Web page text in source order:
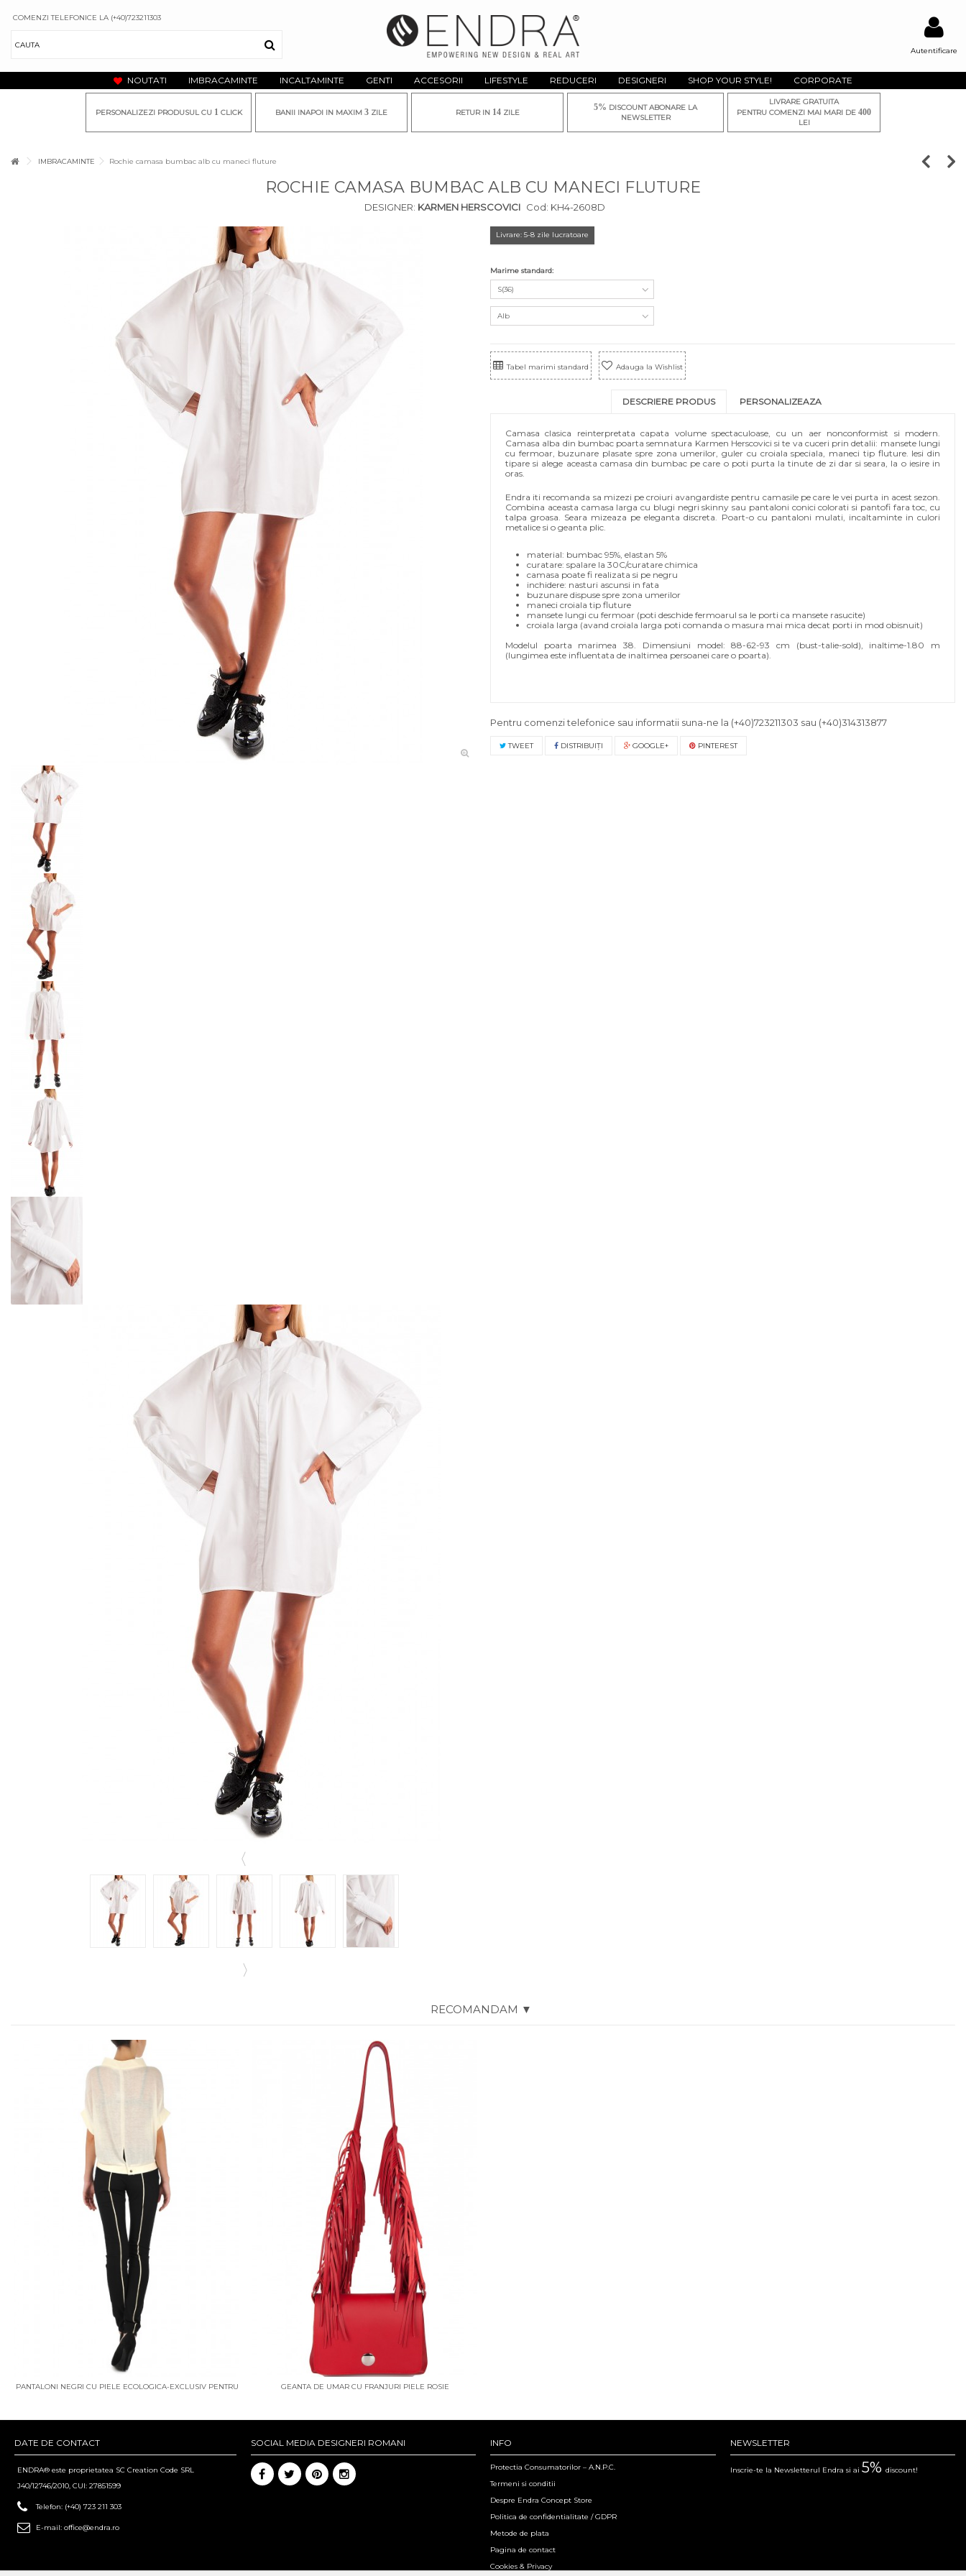
Autentificare
COMENZI TELEFONICE LA (+40)723211303
NOUTATI IMBRACAMINTE INCALTAMINTE GENTI ACCESORII LIFESTYLE REDUCERI DESIGNERI SHOP YOUR STYLE! CORPORATE
PERSONALIZEZI PRODUSUL CU 1CLICK BANII INAPOI IN MAXIM 3 ZILE RETUR IN 14ZILE
5% DISCOUNT ABONARE LA
NEWSLETTER
LIVRARE GRATUITA
PENTRU COMENZI MAI MARI DE 400
LEI
IMBRACAMINTE Rochie camasa bumbac alb cu maneci fluture
ROCHIE CAMASA BUMBAC ALB CU MANECI FLUTURE
DESIGNER: KARMEN HERSCOVICI Cod: KH4-2608D
Livrare: 5-8 zile lucratoare
Marime standard:
S(36)
Alb
Tabel marimi standard Adauga la Wishlist
DESCRIERE PRODUS PERSONALIZEAZA
Camasa clasica reinterpretata capata volume spectaculoase, cu un aer nonconformist si modern.
Camasa alba din bumbac poarta semnatura Karmen Herscovici si te va cuceri prin detalii: mansete lungi
cu fermoar, buzunare plasate spre zona umerilor, guler cu croiala speciala, maneci tip fluture. Iesi din
tipare si alege aceasta camasa din bumbac pe care o poti purta la tinute de zi dar si seara, la o iesire in
oras.
Endra iti recomanda sa mizezi pe croiuri avangardiste pentru camasile pe care le vei purta in acest sezon.
Combina aceasta camasa larga cu blugi negri skinny sau pantaloni conici colorati si pantofi fara toc, cu
talpa groasa. Seara mizeaza pe eleganta discreta. Poart-o cu pantaloni mulati, incaltaminte in culori
metalice si o geanta plic.
material: bumbac 95%, elastan 5%
curatare: spalare la 30C/curatare chimica
camasa poate fi realizata si pe negru
inchidere: nasturi ascunsi in fata
buzunare dispuse spre zona umerilor
maneci croiala tip fluture
mansete lungi cu fermoar (poti deschide fermoarul sa le porti ca mansete rasucite)
croiala larga (avand croiala larga poti comanda o masura mai mica decat porti in mod obisnuit)
Modelul poarta marimea 38. Dimensiuni model: 88-62-93 cm (bust-talie-sold), inaltime-1.80 m
(lungimea este influentata de inaltimea persoanei care o poarta).
Pentru comenzi telefonice sau informatii suna-ne la (+40)723211303 sau (+40)314313877
TWEET DISTRIBUIŢI GOOGLE+ PINTEREST
RECOMANDAM ▼
PANTALONI NEGRI CU PIELE ECOLOGICA-EXCLUSIV PENTRU
GEANTA DE UMAR CU FRANJURI PIELE ROSIE
DATE DE CONTACT
ENDRA® este proprietatea SC Creation Code SRL
J40/12746/2010, CUI: 27851599
Telefon: (+40) 723 211 303
E-mail: office@endra.ro
SOCIAL MEDIA DESIGNERI ROMANI NEWSLETTER
Inscrie-te la Newsletterul Endra si ai 5% discount!
INFO
Protectia Consumatorilor – A.N.P.C.
Termeni si conditii
Despre Endra Concept Store
Politica de confidentialitate / GDPR
Metode de plata
Pagina de contact
Cookies & Privacy